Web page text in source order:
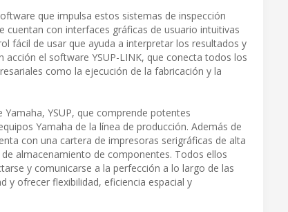
que impulsa estos sistemas de inspección
cuentan con interfaces gráficas de usuario intuitivas
fácil de usar que ayuda a interpretar los resultados y
el software YSUP-LINK, que conecta todos los
como la ejecución de la fabricación y la
YSUP, que comprende potentes
Yamaha de la línea de producción. Además de
con una cartera de impresoras serigráficas de alta
almacenamiento de componentes. Todos ellos
y comunicarse a la perfección a lo largo de las
y ofrecer flexibilidad, eficiencia espacial y